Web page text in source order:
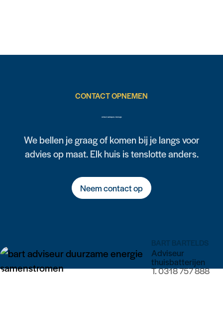
CONTACT OPNEMEN
Weten wat jij kunt besparen? Of heb je vragen?
We bellen je graag of komen bij je langs voor
advies op maat. Elk huis is tenslotte anders.
Neem contact op
BART BARTELDS
Adviseur
thuisbatterijen
T.0318 757 888